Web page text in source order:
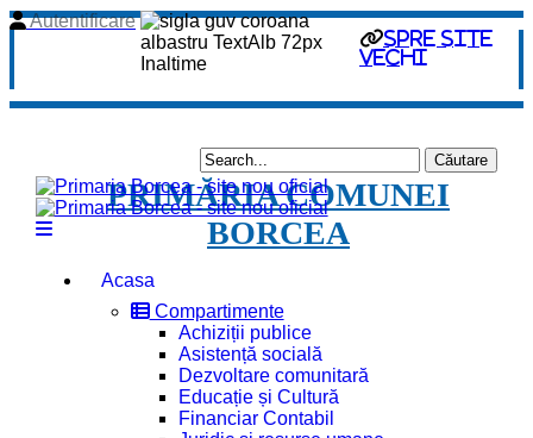
spre site
vechi
Autentificare
PRIMĂRIA COMUNEI
BORCEA
Acasa
Compartimente
Achiziții publice
Asistență socială
Dezvoltare comunitară
Educație și Cultură
Financiar Contabil